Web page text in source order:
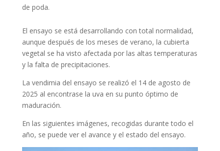
de poda.
El ensayo se está desarrollando con total normalidad,
aunque después de los meses de verano, la cubierta
vegetal se ha visto afectada por las altas temperaturas
y la falta de precipitaciones.
La vendimia del ensayo se realizó el 14 de agosto de
2025 al encontrase la uva en su punto óptimo de
maduración.
En las siguientes imágenes, recogidas durante todo el
año, se puede ver el avance y el estado del ensayo.